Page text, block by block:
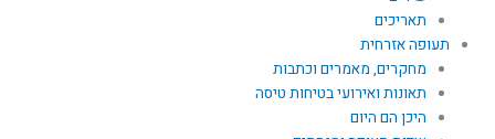
תאריכים
תעופה אזרחית
מחקרים, מאמרים וכתבות
תאונות ואירועי בטיחות טיסה
היכן הם היום